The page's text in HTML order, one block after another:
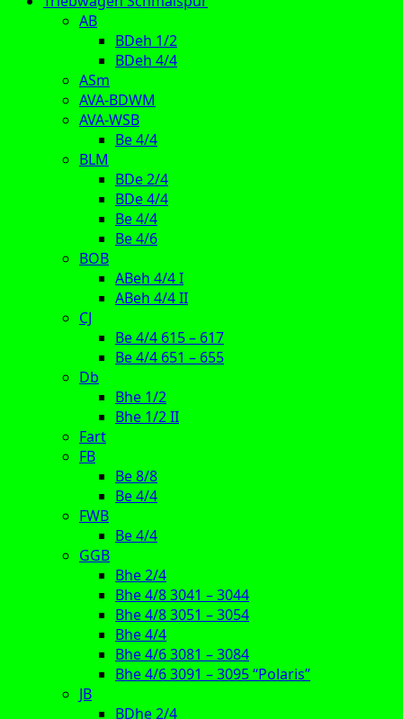
AB
BDeh 1/2
BDeh 4/4
ASm
AVA-BDWM
AVA-WSB
Be 4/4
BLM
BDe 2/4
BDe 4/4
Be 4/4
Be 4/6
BOB
ABeh 4/4 I
ABeh 4/4 II
CJ
Be 4/4 615 – 617
Be 4/4 651 – 655
Db
Bhe 1/2
Bhe 1/2 II
Fart
FB
Be 8/8
Be 4/4
FWB
Be 4/4
GGB
Bhe 2/4
Bhe 4/8 3041 – 3044
Bhe 4/8 3051 – 3054
Bhe 4/4
Bhe 4/6 3081 – 3084
Bhe 4/6 3091 – 3095 “Polaris”
JB
BDhe 2/4